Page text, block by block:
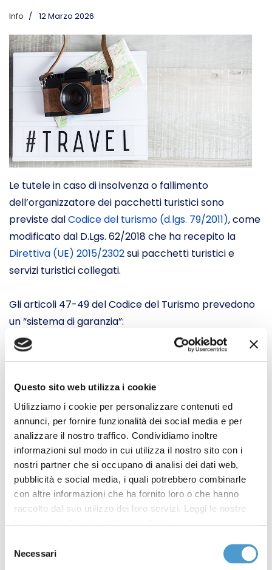
Questo sito web utilizza i cookie
Utilizziamo i cookie per personalizzare contenuti ed
annunci, per fornire funzionalità dei social media e per
analizzare il nostro traffico. Condividiamo inoltre
informazioni sul modo in cui utilizza il nostro sito con i
nostri partner che si occupano di analisi dei dati web,
pubblicità e social media, i quali potrebbero combinarle
con altre informazioni che ha fornito loro o che hanno
raccolto dal suo utilizzo dei loro servizi. Leggi le nostre
delNecessari
Info 12 Marzo 2026
Le tutele in caso di insolvenza o fallimento
dell’organizzatore dei pacchetti turistici sono
previste dalCodice del turismo (d.lgs. 79/2011), come
modificato dal D.Lgs. 62/2018 che ha recepito la
Direttiva (UE) 2015/2302sui pacchetti turistici e
servizi turistici collegati.
Gli articoli 47-49 del Codice del Turismo prevedono
un “sistema di garanzia”:
(i) se l’organizzatore diventa insolvente prima della
partenza, il viaggiatore ha diritto: al rimborso
turistico; al rimborso senza ritardi ingiustificati
tramite il sistema di garanzia predisposto
dall’organizzatore
(ii) se l’insolvenza avviene durante il viaggio, il
sistema di garanzia deve assicurare: il rimpatrio del
viaggiatore se il pacchetto include il trasporto; la
copertura dei costi necessari per il rientro. Il
rimpatrio deve avvenire senza costi aggiuntivi per il
(iii) quando l’insolvenza si verifica mentre il viaggio è
in corso, la garanzia deve assicurare anche: il